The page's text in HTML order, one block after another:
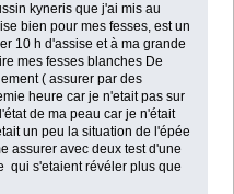
kyneris que j'ai mis au
bien pour mes fesses, est un
10 h d'assise et à ma grande
mes fesses blanches De
( assurer par des
heure car je n'etait pas sur
de ma peau car je n'était
un peu la situation de l'épée
assurer avec deux test d'une
qui s'etaient révéler plus que